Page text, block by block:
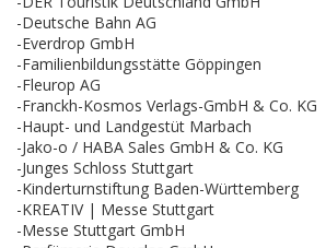
-Deutsche Bahn AG
-Everdrop GmbH
-Familienbildungsstätte Göppingen
-Fleurop AG
-Franckh-Kosmos Verlags-GmbH & Co. KG
-Haupt- und Landgestüt Marbach
-Jako-o / HABA Sales GmbH & Co. KG
-Junges Schloss Stuttgart
-Kinderturnstiftung Baden-Württemberg
-KREATIV | Messe Stuttgart
-Messe Stuttgart GmbH